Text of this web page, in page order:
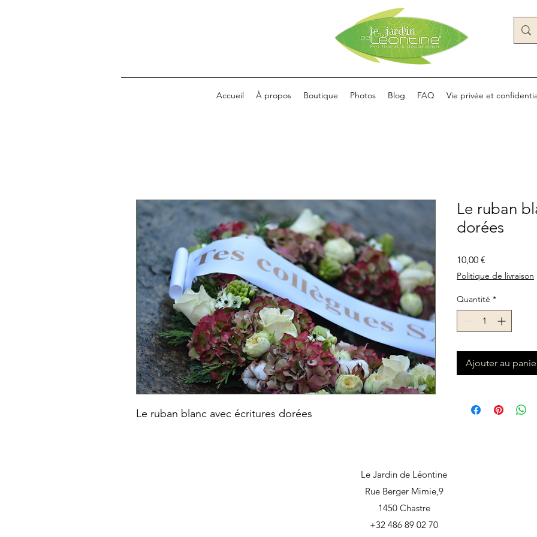
Accueil À propos Boutique Photos Blog FAQ Vie privée et
Le ruban blanc avec écritures dorées
Le ruban
dorées
10,00 €
Politique de livraison
Quantité *
Ajouter au
Le Jardin de Léontine
Rue Berger Mimie,9
1450 Chastre
+32 486 89 02 70